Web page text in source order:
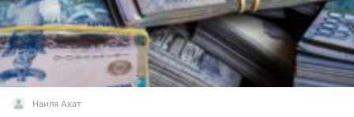
Наиля Ахат